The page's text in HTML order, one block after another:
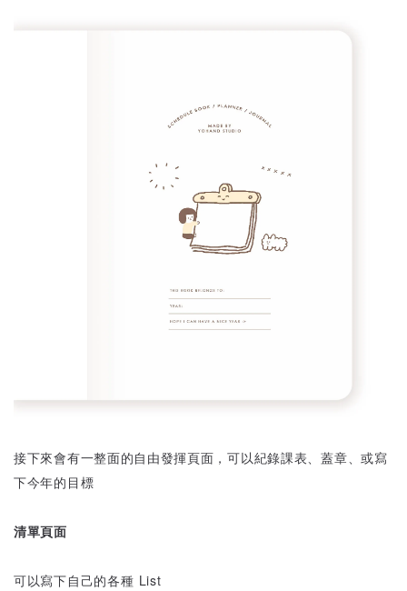
接下來會有一整面的自由發揮頁面，可以紀錄課表、蓋章、或寫
下今年的目標
清單頁面
可以寫下自己的各種 List